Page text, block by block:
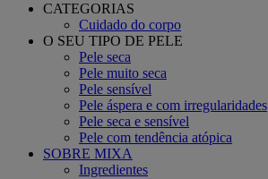
CATEGORIAS
Cuidado do corpo
O SEU TIPO DE PELE
Pele seca
Pele muito seca
Pele sensível
Pele áspera e com irregularidades
Pele seca e sensível
Pele com tendência atópica
SOBRE MIXA
Ingredientes